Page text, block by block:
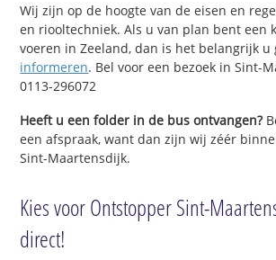
Wij zijn op de hoogte van de eisen en
en riooltechniek. Als u van plan bent een
voeren in Zeeland, dan is het belangrijk u
informeren. Bel voor een bezoek in Sint-
0113-296072
Heeft u een folder in de bus ontvangen?
een afspraak, want dan zijn wij zéér
Sint-Maartensdijk.
Kies voor Ontstopper Sint-
direct!